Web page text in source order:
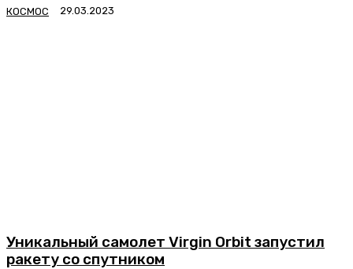
КОСМОС
Уникальный самолет Virgin Orbit запустил
ракету со спутником